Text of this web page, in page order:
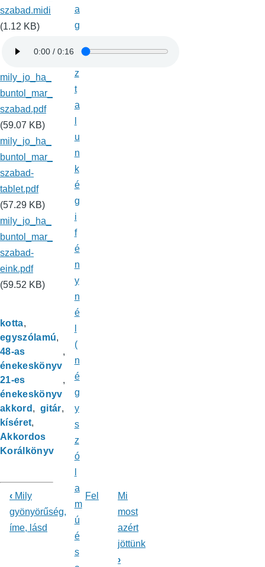
szabad.midi
(1.12 KB)
mily_jo_ha_
buntol_mar_
szabad.pdf
(59.07 KB)
mily_jo_ha_
buntol_mar_
szabad-
tablet.pdf
(57.29 KB)
mily_jo_ha_
buntol_mar_
szabad-
eink.pdf
(59.52 KB)
kotta
egyszólamú
48-as
énekeskönyv
21-es
énekeskönyv
akkord
gitár
kíséret
Akkordos
Korálkönyv
Könyv
kereszthivatkozásai
‹ Mily
gyönyörűség,
íme, lásd
Fel
Mi
most
azért
jöttünk
›
a
g
z
t
a
u
n
k
é
g
i
f
é
n
y
n
é
(
n
é
g
y
s
z
ó
a
m
ú
é
s